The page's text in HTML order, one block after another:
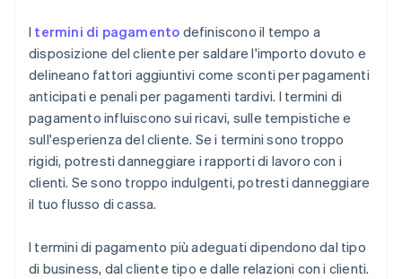
I termini di pagamento definiscono il tempo a
disposizione del cliente per saldare l'importo dovuto e
delineano fattori aggiuntivi come sconti per pagamenti
anticipati e penali per pagamenti tardivi. I termini di
pagamento influiscono sui ricavi, sulle tempistiche e
sull'esperienza del cliente. Se i termini sono troppo
rigidi, potresti danneggiare i rapporti di lavoro con i
clienti. Se sono troppo indulgenti, potresti danneggiare
il tuo flusso di cassa.
I termini di pagamento più adeguati dipendono dal tipo
di business, dal cliente tipo e dalle relazioni con i clienti.